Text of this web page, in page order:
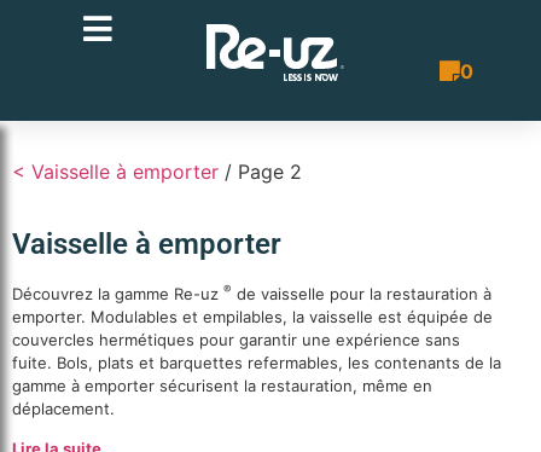
0
Bon de
< Vaisselle à emporter / Page 2
Vaisselle à emporter
Découvrez la gamme Re-uz ® de vaisselle pour la restauration à
emporter. Modulables et empilables, la vaisselle est équipée de
couvercles hermétiques pour garantir une expérience sans
fuite. Bols, plats et barquettes refermables, les contenants de la
gamme à emporter sécurisent la restauration, même en
déplacement.